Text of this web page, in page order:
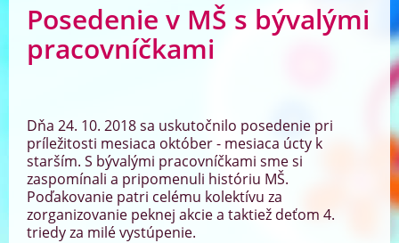
Posedenie v MŠ s bývalými
pracovníčkami
Dňa 24. 10. 2018 sa uskutočnilo posedenie pri
príležitosti mesiaca október - mesiaca úcty k
starším. S bývalými pracovníčkami sme si
zaspomínali a pripomenuli históriu MŠ.
Poďakovanie patri celému kolektívu za
zorganizovanie peknej akcie a taktiež deťom 4.
triedy za milé vystúpenie.